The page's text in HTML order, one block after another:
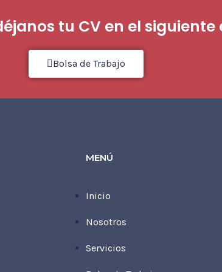
tu CV en el siguiente
Bolsa de Trabajo
MENÚ
Inicio
Nosotros
Servicios